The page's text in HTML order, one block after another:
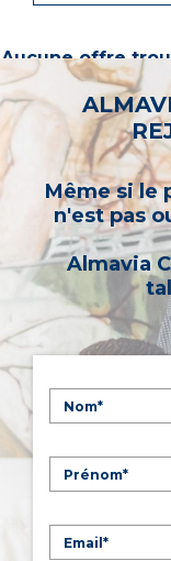
Aucune offre
d’autres mots-
Même si le
n'est pas
Almavia